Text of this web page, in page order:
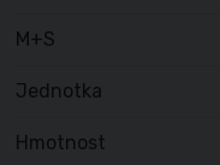
M+S
Jednotka
Hmotnost